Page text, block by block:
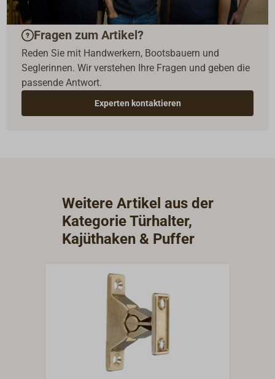
Fragen zum Artikel?
Reden Sie mit Handwerkern, Bootsbauern und
Seglerinnen. Wir verstehen Ihre Fragen und geben die
passende Antwort.
Experten kontaktieren
Weitere Artikel aus der
Kategorie Türhalter,
Kajüthaken & Puffer